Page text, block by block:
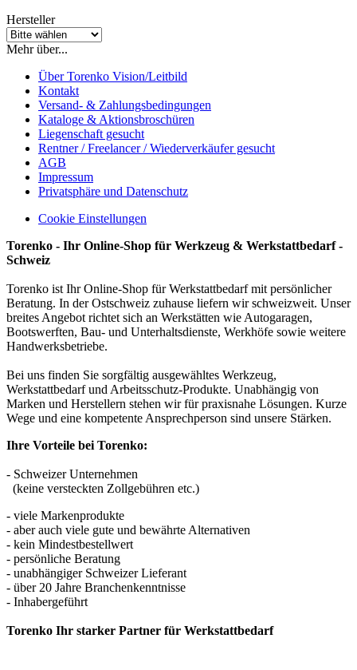
Hersteller
Mehr über...
Über Torenko Vision/Leitbild
Kontakt
Versand- & Zahlungsbedingungen
Kataloge & Aktionsbroschüren
Liegenschaft gesucht
Rentner / Freelancer / Wiederverkäufer gesucht
AGB
Impressum
Privatsphäre und Datenschutz
Cookie Einstellungen
Torenko - Ihr Online-Shop für Werkzeug & Werkstattbedarf -
Schweiz
Torenko ist Ihr Online-Shop für Werkstattbedarf mit persönlicher
Beratung. In der Ostschweiz zuhause liefern wir schweizweit. Unser
breites Angebot richtet sich an Werkstätten wie Autogaragen,
Bootswerften, Bau- und Unterhaltsdienste, Werkhöfe sowie weitere
Handwerksbetriebe.
Bei uns finden Sie sorgfältig ausgewähltes Werkzeug,
Werkstattbedarf und Arbeitsschutz-Produkte. Unabhängig von
Marken und Herstellern stehen wir für praxisnahe Lösungen. Kurze
Wege und eine kompetente Ansprechperson sind unsere Stärken.
Ihre Vorteile bei Torenko:
- Schweizer Unternehmen
(keine versteckten Zollgebühren etc.)
- viele Markenprodukte
- aber auch viele gute und bewährte Alternativen
- kein Mindestbestellwert
- persönliche Beratung
- unabhängiger Schweizer Lieferant
- über 20 Jahre Branchenkenntnisse
- Inhabergeführt
Torenko Ihr starker Partner für Werkstattbedarf